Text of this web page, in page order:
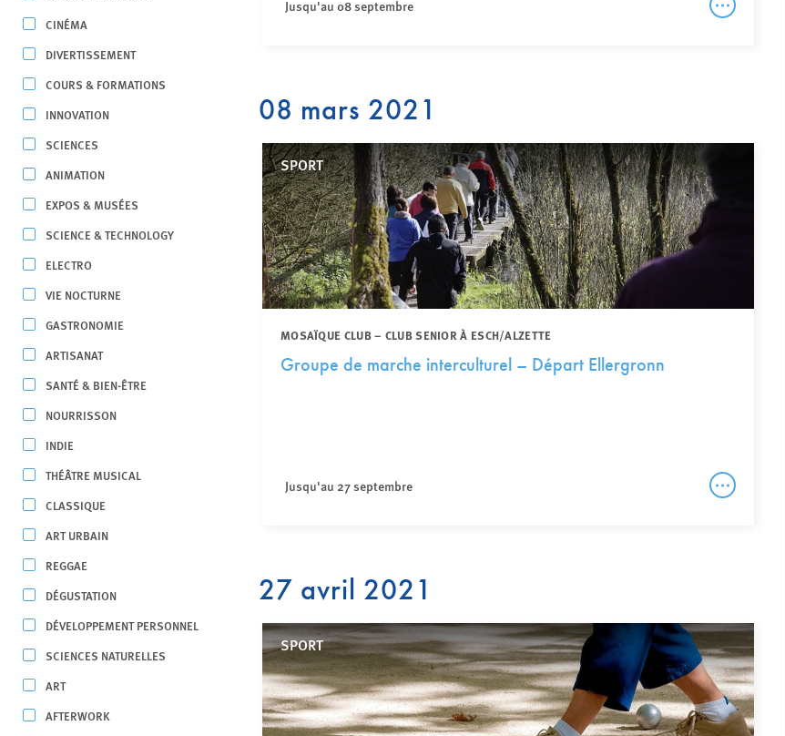
CINÉMA
DIVERTISSEMENT
COURS & FORMATIONS
INNOVATION
SCIENCES
ANIMATION
EXPOS & MUSÉES
SCIENCE & TECHNOLOGY
ELECTRO
VIE NOCTURNE
GASTRONOMIE
ARTISANAT
SANTÉ & BIEN-ÊTRE
NOURRISSON
INDIE
THÉÂTRE MUSICAL
CLASSIQUE
ART URBAIN
REGGAE
DÉGUSTATION
DÉVELOPPEMENT PERSONNEL
SCIENCES NATURELLES
ART
AFTERWORK
Jusqu'au 08 septembre
08 mars 2021
SPORT
MOSAÏQUE CLUB – CLUB SENIOR À ESCH/ALZETTE
Groupe de marche interculturel – Départ Ellergronn
Jusqu'au 27 septembre
27 avril 2021
SPORT